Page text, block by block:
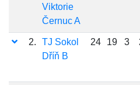
Viktorie
Černuc A
2.
TJ Sokol
Dříň B
24 19 3